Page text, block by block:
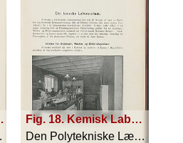
Syntese
Fig. 18. Kemisk Laboratorium. Øvelseslokale for uorganisk Syntese
Den Polytekniske Læreanstalt - 1910